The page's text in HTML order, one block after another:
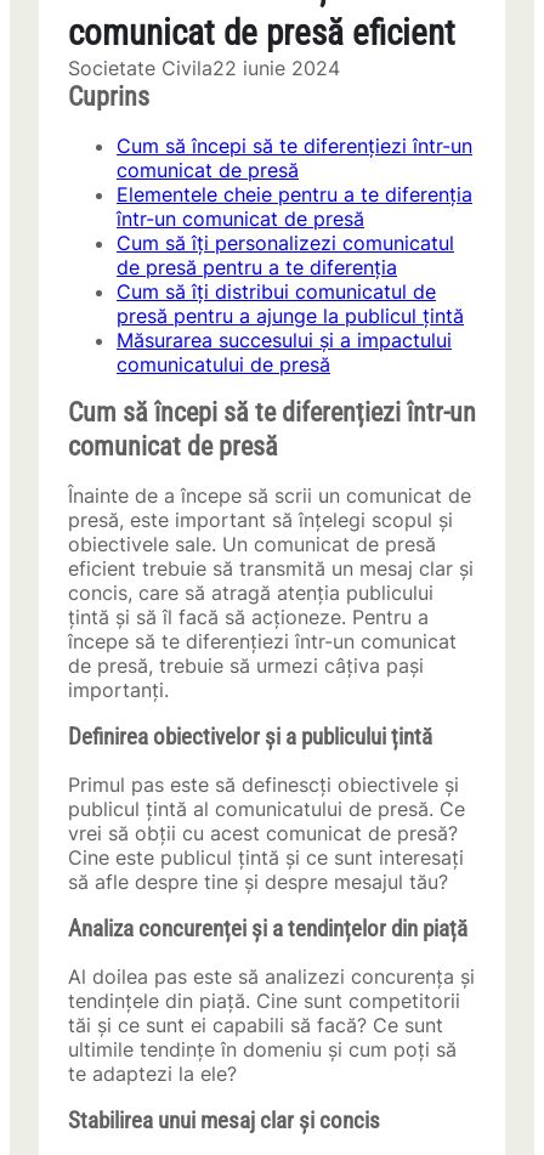
comunicat de presă eficient
Societate Civila22 iunie 2024
Cuprins
Cum să începi să te diferențiezi într-un
comunicat de presă
Elementele cheie pentru a te diferenția
într-un comunicat de presă
Cum să îți personalizezi comunicatul
de presă pentru a te diferenția
Cum să îți distribui comunicatul de
presă pentru a ajunge la publicul țintă
Măsurarea succesului și a impactului
comunicatului de presă
Cum să începi să te diferențiezi într-un
comunicat de presă
Înainte de a începe să scrii un comunicat de
presă, este important să înțelegi scopul și
obiectivele sale. Un comunicat de presă
eficient trebuie să transmită un mesaj clar și
concis, care să atragă atenția publicului
țintă și să îl facă să acționeze. Pentru a
începe să te diferențiezi într-un comunicat
de presă, trebuie să urmezi câțiva pași
importanți.
Definirea obiectivelor și a publicului țintă
Primul pas este să definescți obiectivele și
publicul țintă al comunicatului de presă. Ce
vrei să obții cu acest comunicat de presă?
Cine este publicul țintă și ce sunt interesați
să afle despre tine și despre mesajul tău?
Analiza concurenței și a tendințelor din piață
Al doilea pas este să analizezi concurența și
tendințele din piață. Cine sunt competitorii
tăi și ce sunt ei capabili să facă? Ce sunt
ultimile tendințe în domeniu și cum poți să
te adaptezi la ele?
Stabilirea unui mesaj clar și concis